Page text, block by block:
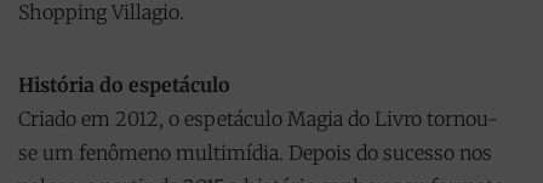
Shopping Villagio.
História do espetáculo
Criado em 2012, o espetáculo Magia do Livro tornou-
se um fenômeno multimídia. Depois do sucesso nos